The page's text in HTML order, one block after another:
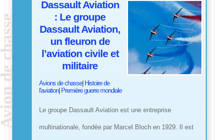
Dassault Aviation
: Le groupe
Dassault Aviation,
un fleuron de
l’aviation civile et
militaire
Avions de chasse| Histoire de
l'aviation| Première guerre mondiale
Le groupe Dassault Aviation est une entreprise
multinationale, fondée par Marcel Bloch en 1929. Il est